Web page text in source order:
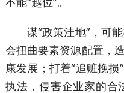
谋“政策洼地”，可能
会扭曲要素资源配置，
康发展；打着“追赃挽损
执法，侵害企业家的合